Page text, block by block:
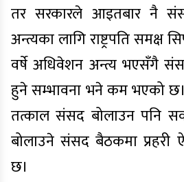
तर सरकारले आइतबार नै
अन्त्यका लागि राष्ट्रपति
वर्षे अधिवेशन अन्त्य भएसँगै
हुने सम्भावना भने कम भएको
तत्काल संसद बोलाउन पनि
बोलाउने संसद बैठकमा प्रहरी
छ।